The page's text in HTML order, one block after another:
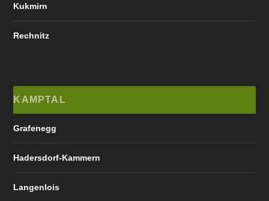
Kukmirn
Rechnitz
KAMPTAL
Grafenegg
Hadersdorf-Kammern
Langenlois